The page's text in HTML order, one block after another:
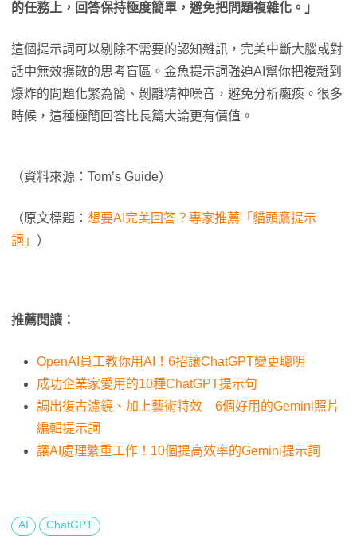
的任務上，回答保持極度簡單，避免把問題複雜化。」
這個提示詞可以剔除不需要的認知雜訊，完美中斷大腦或對
話中無效擴散的思考盲區。金魚提示詞強迫AI幫你把複雜到
爆炸的問題化繁為簡、剝離精神噪音，避免分析癱瘓。很多
時候，這種極簡回答比長篇大論更有價值。
（資料來源：Tom’s Guide）
（原文標題： 想要AI完美回答？專家推薦「貓頭鷹提示
詞」 ）
推薦閱讀：
OpenAI員工教你用AI！6招讓ChatGPT變更聰明
成功企業家愛用的10種ChatGPT提示句
調出復古濾鏡、加上藝術特效 6個好用的Gemini照片
編輯提示詞
讓AI處理繁重工作！10個提高效率的Gemini提示詞
AI ChatGPT